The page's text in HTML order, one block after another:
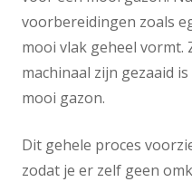
voorbereidingen zoals
mooi vlak geheel vormt.
machinaal zijn gezaaid
mooi gazon.
Dit gehele proces
zodat je er zelf geen